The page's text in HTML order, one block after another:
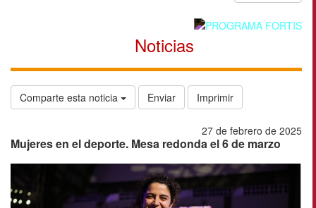
Noticias
Comparte esta noticia Enviar Imprimir
27 de febrero de 2025
Mujeres en el deporte. Mesa redonda el 6 de marzo